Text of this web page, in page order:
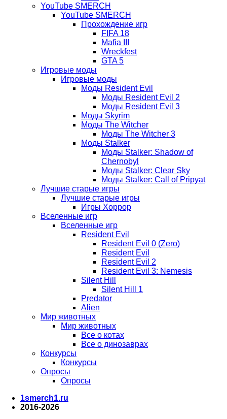
YouTube SMERCH
YouTube SMERCH
Прохождение игр
FIFA 18
Mafia III
Wreckfest
GTA 5
Игровые моды
Игровые моды
Моды Resident Evil
Моды Resident Evil 2
Моды Resident Evil 3
Моды Skyrim
Моды The Witcher
Моды The Witcher 3
Моды Stalker
Моды Stalker: Shadow of
Chernobyl
Моды Stalker: Clear Sky
Моды Stalker: Call of Pripyat
Лучшие старые игры
Лучшие старые игры
Игры Хоррор
Вселенные игр
Вселенные игр
Resident Evil
Resident Evil 0 (Zero)
Resident Evil
Resident Evil 2
Resident Evil 3: Nemesis
Silent Hill
Silent Hill 1
Predator
Alien
Мир животных
Мир животных
Все о котах
Все о динозаврах
Конкурсы
Конкурсы
Опросы
Опросы
1smerch1.ru
2016-2026